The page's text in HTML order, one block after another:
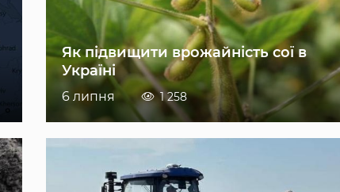
Як підвищити врожайність сої в
Україні
6 липня 1 258